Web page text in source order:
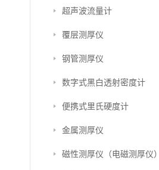
超声波流量计
覆层测厚仪
钢管测厚仪
数字式黑白透射密度计
便携式里氏硬度计
金属测厚仪
磁性测厚仪（电磁测厚仪）